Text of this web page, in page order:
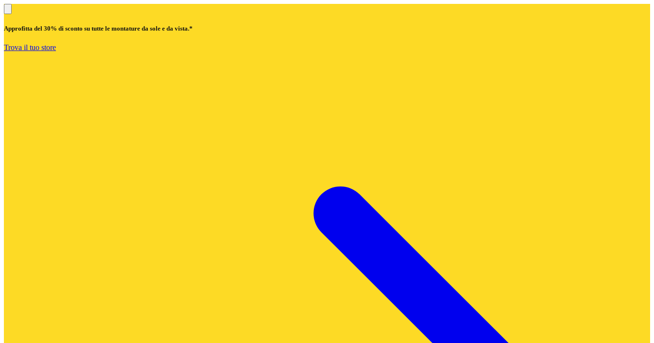
Approfitta del 30% di sconto su tutte le montature da sole e da vista.*
Trova il tuo store